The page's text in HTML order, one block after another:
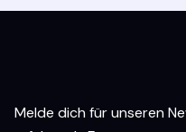
Melde dich für unseren